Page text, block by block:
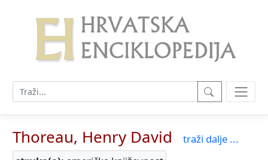
Thoreau, Henry David
traži dalje ...